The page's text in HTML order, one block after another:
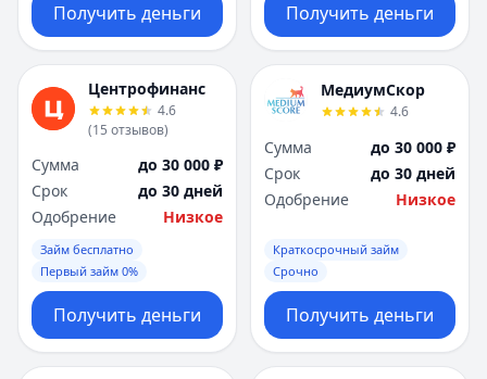
Получить деньги Получить деньги
Центрофинанс
4.6
(15 отзывов)
Сумма
до 30 000 ₽
Срок
до 30 дней
Одобрение
Низкое
Займ бесплатно
Первый займ 0%
Получить деньги
МедиумСкор
4.6
Сумма
до 30 000 ₽
Срок
до 30 дней
Одобрение
Низкое
Краткосрочный займ
Срочно
Получить деньги